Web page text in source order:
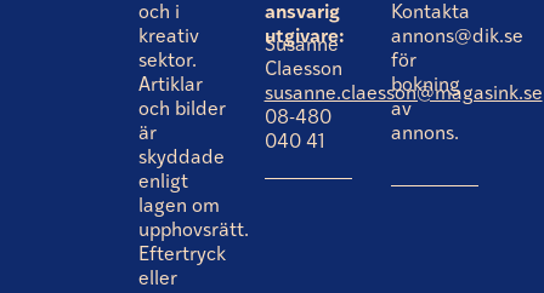
och i
kreativ
sektor.
Artiklar
och bilder
är
skyddade
enligt
lagen om
upphovsrätt.
Eftertryck
eller
ansvarig
utgivare:
Susanne
Claesson
susanne.claesson@magasink.se
08-480
040 41
Kontakta
annons@dik.se
för
bokning
av
annons.